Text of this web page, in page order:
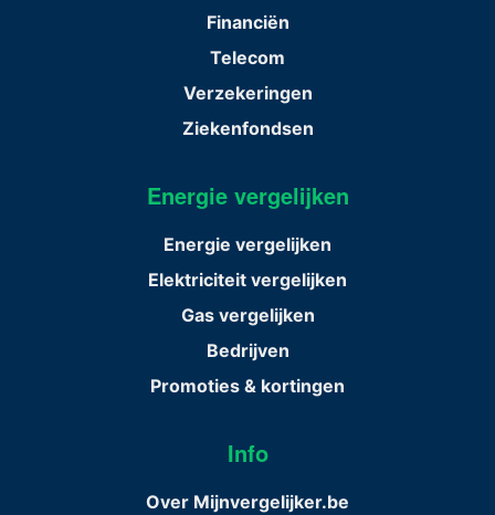
Financiën
Telecom
Verzekeringen
Ziekenfondsen
Energie vergelijken
Energie vergelijken
Elektriciteit vergelijken
Gas vergelijken
Bedrijven
Promoties & kortingen
Info
Over Mijnvergelijker.be